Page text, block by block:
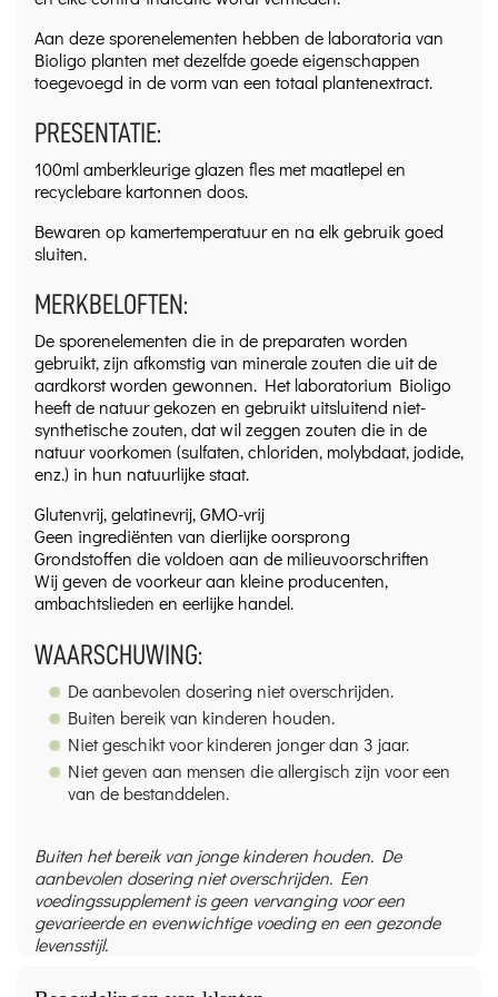
Aan deze sporenelementen hebben de laboratoria van
Bioligo planten met dezelfde goede eigenschappen
toegevoegd in de vorm van een totaal plantenextract.
PRESENTATIE:
100ml amberkleurige glazen fles met maatlepel en
recyclebare kartonnen doos.
Bewaren op kamertemperatuur en na elk gebruik goed
sluiten.
MERKBELOFTEN:
De sporenelementen die in de preparaten worden
gebruikt, zijn afkomstig van minerale zouten die uit de
aardkorst worden gewonnen. Het laboratorium Bioligo
heeft de natuur gekozen en gebruikt uitsluitend niet-
synthetische zouten, dat wil zeggen zouten die in de
natuur voorkomen (sulfaten, chloriden, molybdaat, jodide,
enz.) in hun natuurlijke staat.
Glutenvrij, gelatinevrij, GMO-vrij
Geen ingrediënten van dierlijke oorsprong
Grondstoffen die voldoen aan de milieuvoorschriften
Wij geven de voorkeur aan kleine producenten,
ambachtslieden en eerlijke handel.
WAARSCHUWING:
De aanbevolen dosering niet overschrijden.
Buiten bereik van kinderen houden.
Niet geschikt voor kinderen jonger dan 3 jaar.
Niet geven aan mensen die allergisch zijn voor een
van de bestanddelen.
Buiten het bereik van jonge kinderen houden. De
aanbevolen dosering niet overschrijden. Een
voedingssupplement is geen vervanging voor een
gevarieerde en evenwichtige voeding en een gezonde
levensstijl.